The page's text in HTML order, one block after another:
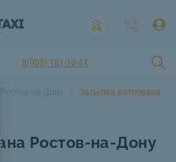
8(908) 181-10-44
на-Дону
Засыпка котлована
Ростов-на-Дону